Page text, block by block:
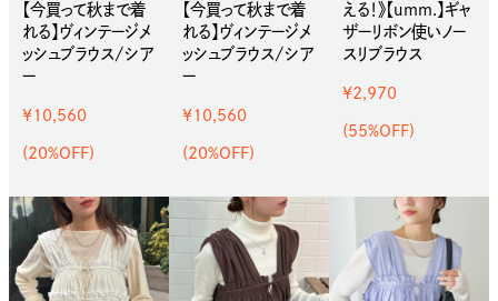
【今買って秋まで着
れる】ヴィンテージメ
ッシュブラウス/シア
ー
¥10,560
(20%OFF)
【今買って秋まで着
れる】ヴィンテージメ
ッシュブラウス/シア
ー
¥10,560
(20%OFF)
える！》【umm.】ギャ
ザーリボン使いノー
スリブラウス
¥2,970
(55%OFF)